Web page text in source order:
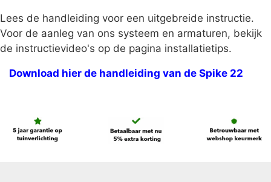
Lees de handleiding voor een uitgebreide instructie.
Voor de aanleg van ons systeem en armaturen, bekijk
de instructievideo's op de pagina installatietips.
Download hier de handleiding van de Spike 22